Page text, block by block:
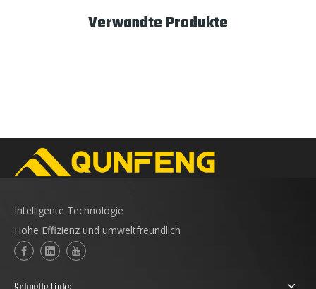
Verwandte Produkte
Intelligente Technologie
Hohe Effizienz und umweltfreundlich